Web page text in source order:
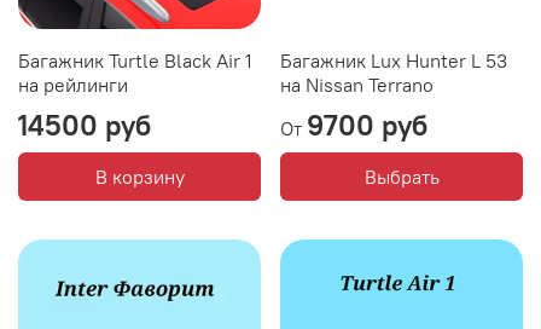
Багажник Turtle Black Air 1
на рейлинги
14500 руб
В корзину
Багажник Lux Hunter L 53
на Nissan Terrano
От 9700 руб
Выбрать